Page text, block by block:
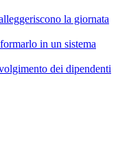
la giornata
in un sistema
dei dipendenti